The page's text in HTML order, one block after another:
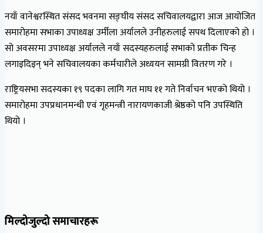
नयाँ वानेश्वरस्थित संसद भवनमा सङ्घीय संसद सचिवालयद्वारा आज आयोजित
समारोहमा सभाका उपाध्यक्ष उर्मीला अर्यालले उनीहरुलाई सपथ दिलाएको हो ।
सो अवसरमा उपाध्यक्ष अर्यालले नयाँ सदस्यहरुलाई सभाको प्रतीक चिन्ह
लगाइदिइन् भने सचिवालयका कर्मचारीले अध्ययन सामग्री वितरण गरे ।
राष्ट्रियसभा सदस्यका १९ पदका लागि गत माघ ११ गते निर्वाचन भएको थियो ।
समारोहमा उपप्रधानमन्धी एवं गृहमन्त्री नारायणकाजी श्रेष्ठको पनि उपस्थिति
थियो ।
मिल्दोजुल्दो समाचारहरू